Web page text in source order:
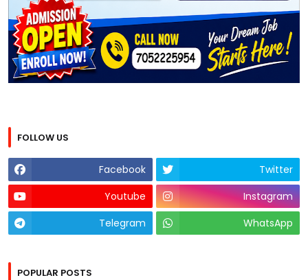
FOLLOW US
Facebook
Twitter
Youtube
Instagram
Telegram
WhatsApp
POPULAR POSTS